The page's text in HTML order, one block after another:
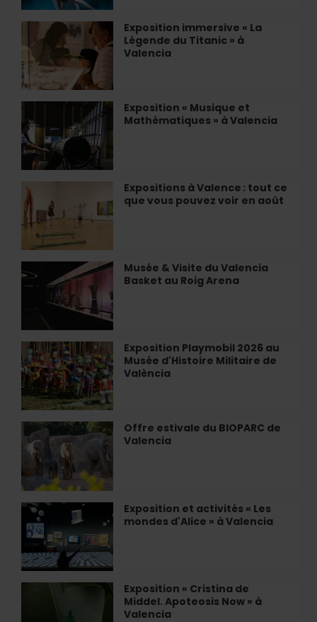
revient
au
Théâtre
avec
"Le
des
cygnes".
Exposition immersive « La
Légende du Titanic » à
Valencia
Exposition
immersive
«
La
Légende
du
Titanic
»
à
Valencia
Exposition « Musique et
Mathématiques » à Valencia
Exposition
«
Musique
et
Mathématiques
à
Valencia
Expositions à Valence : tout ce
que vous pouvez voir en août
Expositions
à
Valence :
tout
ce
que
vous
pouvez
Musée & Visite du Valencia
Basket au Roig Arena
Musée
&
Valencia
Basket
au
Roig
Arena
Exposition Playmobil 2026 au
Musée d'Histoire Militaire de
València
Exposition
Playmobil
2026
au
Musée
d'Histoire
Militaire
de
València
Offre estivale du BIOPARC de
Valencia
Offre
estivale
du
BIOPARC
de
Valencia
Exposition et activités « Les
mondes d'Alice » à Valencia
Exposition
et
activités
«
Les
mondes
Exposition « Cristina de
Middel. Apoteosis Now » à
Valencia